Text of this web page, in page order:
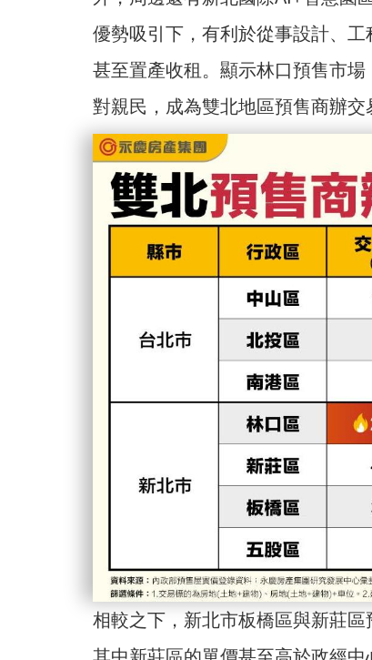
優勢吸引下，有利於從事設計、
甚至置產收租。顯示林口預售市
對親民，成為雙北地區預售商辦交
相較之下，新北市板橋區與新莊
其中新莊區的單價甚至高於政經